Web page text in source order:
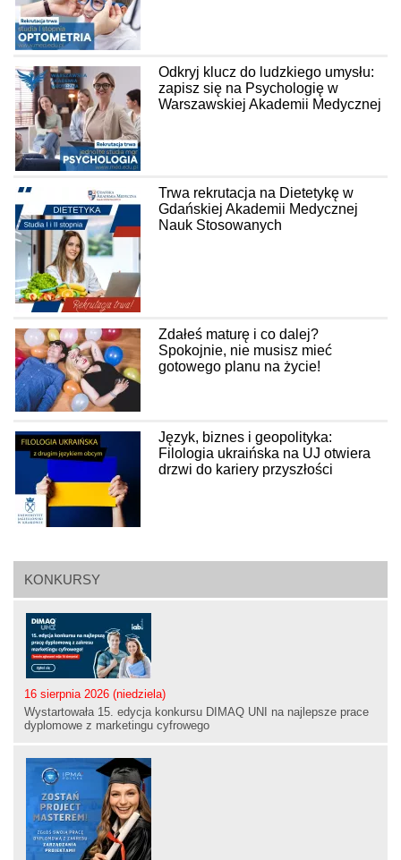
KONKURSY
16 sierpnia 2026 (niedziela)
Wystartowała 15. edycja konkursu DIMAQ UNI na najlepsze prace
dyplomowe z marketingu cyfrowego
Odkryj klucz do ludzkiego umysłu:
zapisz się na Psychologię w
Warszawskiej Akademii Medycznej
Trwa rekrutacja na Dietetykę w
Gdańskiej Akademii Medycznej
Nauk Stosowanych
Zdałeś maturę i co dalej?
Spokojnie, nie musisz mieć
gotowego planu na życie!
Język, biznes i geopolityka:
Filologia ukraińska na UJ otwiera
drzwi do kariery przyszłości